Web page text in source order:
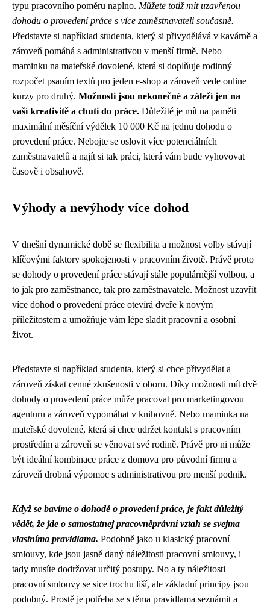
typu pracovního poměru naplno. Můžete totiž mít uzavřenou
dohodu o provedení práce s více zaměstnavateli současně.
Představte si například studenta, který si přivydělává v kavárně a
zároveň pomáhá s administrativou v menší firmě. Nebo
maminku na mateřské dovolené, která si doplňuje rodinný
rozpočet psaním textů pro jeden e-shop a zároveň vede online
kurzy pro druhý. Možnosti jsou nekonečné a záleží jen na
vaší kreativitě a chuti do práce. Důležité je mít na paměti
maximální měsíční výdělek 10 000 Kč na jednu dohodu o
provedení práce. Nebojte se oslovit více potenciálních
zaměstnavatelů a najít si tak práci, která vám bude vyhovovat
časově i obsahově.
Výhody a nevýhody více dohod
V dnešní dynamické době se flexibilita a možnost volby stávají
klíčovými faktory spokojenosti v pracovním životě. Právě proto
se dohody o provedení práce stávají stále populárnější volbou, a
to jak pro zaměstnance, tak pro zaměstnavatele. Možnost uzavřít
více dohod o provedení práce otevírá dveře k novým
příležitostem a umožňuje vám lépe sladit pracovní a osobní
život.
Představte si například studenta, který si chce přivydělat a
zároveň získat cenné zkušenosti v oboru. Díky možnosti mít dvě
dohody o provedení práce může pracovat pro marketingovou
agenturu a zároveň vypomáhat v knihovně. Nebo maminka na
mateřské dovolené, která si chce udržet kontakt s pracovním
prostředím a zároveň se věnovat své rodině. Právě pro ni může
být ideální kombinace práce z domova pro původní firmu a
zároveň drobná výpomoc s administrativou pro menší podnik.
Když se bavíme o dohodě o provedení práce, je fakt důležitý
vědět, že jde o samostatnej pracovněprávní vztah se svejma
vlastníma pravidlama. Podobně jako u klasický pracovní
smlouvy, kde jsou jasně daný náležitosti pracovní smlouvy, i
tady musíte dodržovat určitý postupy. No a ty náležitosti
pracovní smlouvy se sice trochu liší, ale základní principy jsou
podobný. Prostě je potřeba se s těma pravidlama seznámit a